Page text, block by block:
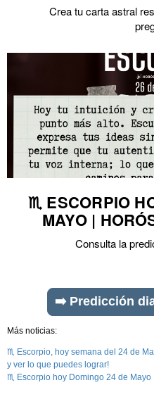
Crea tu carta astral
♏ ESCORPIO
MAYO |
Consulta la
➡️ Predicción
Más noticias:
♏ Escorpio, hoy semana del 24 de
y ver lo que puedes lograr!
♏ Escorpio hoy Domingo 24 de Mayo